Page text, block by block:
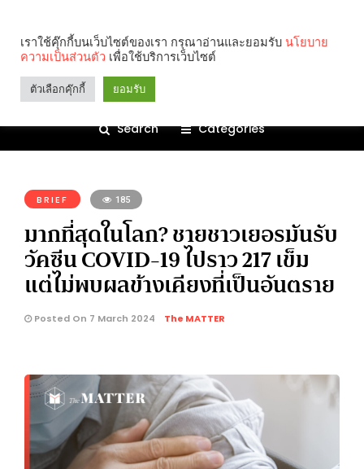
Search Categories
BRIEF 185
มากที่สุดในโลก? ชายชาวเยอรมันรับ
วัคซีน COVID-19 ไปราว 217 เข็ม
แต่ไม่พบผลข้างเคียงที่เป็นอันตราย
Posted On 7 March 2024 The MATTER
เราใช้คุ๊กกี้บนเว็บไซต์ของเรา กรุณาอ่านและยอมรับ นโยบาย
ความเป็นส่วนตัว เพื่อใช้บริการเว็บไซต์
ตัวเลือกคุ๊กกี้ ยอมรับ